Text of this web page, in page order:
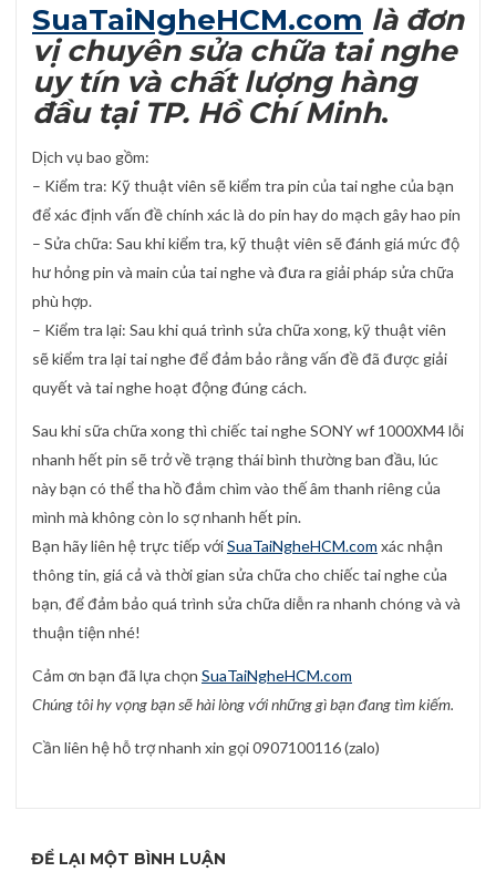
SuaTaiNgheHCM.com là đơn
vị chuyên sửa chữa tai nghe
uy tín và chất lượng hàng
đầu tại TP. Hồ Chí Minh.
Dịch vụ bao gồm:
– Kiểm tra: Kỹ thuật viên sẽ kiểm tra pin của tai nghe của bạn
để xác định vấn đề chính xác là do pin hay do mạch gây hao pin
– Sửa chữa: Sau khi kiểm tra, kỹ thuật viên sẽ đánh giá mức độ
hư hỏng pin và main của tai nghe và đưa ra giải pháp sửa chữa
phù hợp.
– Kiểm tra lại: Sau khi quá trình sửa chữa xong, kỹ thuật viên
sẽ kiểm tra lại tai nghe để đảm bảo rằng vấn đề đã được giải
quyết và tai nghe hoạt động đúng cách.
Sau khi sữa chữa xong thì chiếc tai nghe SONY wf 1000XM4 lỗi
nhanh hết pin sẽ trở về trạng thái bình thường ban đầu, lúc
này bạn có thể tha hồ đắm chìm vào thế âm thanh riêng của
mình mà không còn lo sợ nhanh hết pin.
Bạn hãy liên hệ trực tiếp vớiSuaTaiNgheHCM.com xác nhận
thông tin, giá cả và thời gian sửa chữa cho chiếc tai nghe của
bạn, để đảm bảo quá trình sửa chữa diễn ra nhanh chóng và và
thuận tiện nhé!
Cảm ơn bạn đã lựa chọn SuaTaiNgheHCM.com
Chúng tôi hy vọng bạn sẽ hài lòng với những gì bạn đang tìm kiếm.
Cần liên hệ hỗ trợ nhanh xin gọi 0907100116 (zalo)
ĐỂ LẠI MỘT BÌNH LUẬN